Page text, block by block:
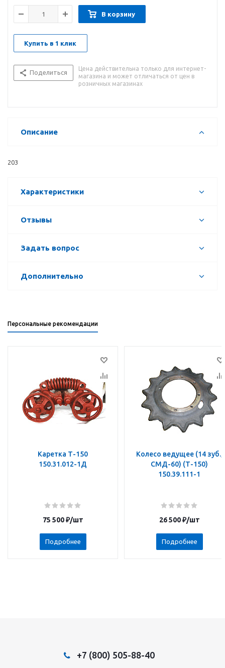
В корзину
Купить в 1 клик
Поделиться
Цена действительна только для интернет-
магазина и может отличаться от цен в
розничных магазинах
Описание
203
Характеристики
Отзывы
Задать вопрос
Дополнительно
Персональные рекомендации
Каретка Т-150
150.31.012-1Д
75 500₽/шт
Подробнее
Колесо ведущее (14 зуб.,
СМД-60) (Т-150)
150.39.111-1
26 500₽/шт
Подробнее
+7 (800) 505-88-40